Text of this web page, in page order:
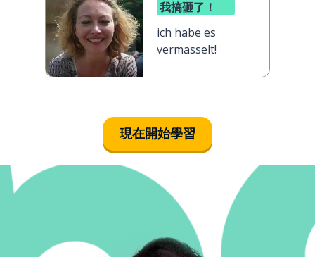
我搞砸了！
ich habe es
vermasselt!
現在開始學習